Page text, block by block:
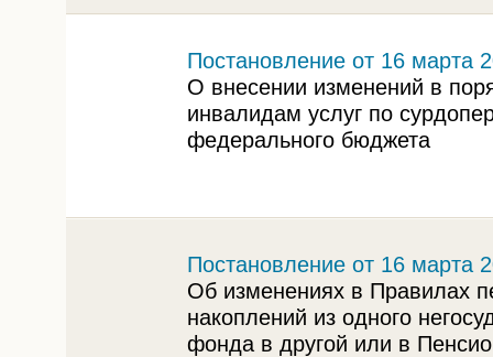
Постановление от 16 марта
О внесении изменений в
инвалидам услуг по
федерального бюджета
Постановление от 16 марта
Об изменениях в Правилах
накоплений из одного
фонда в другой или в